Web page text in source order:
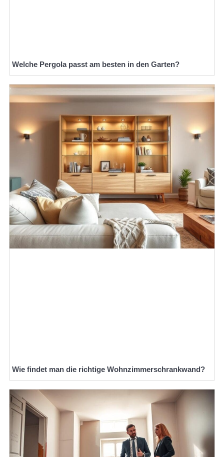
Welche Pergola passt am besten in den Garten?
Wie findet man die richtige Wohnzimmerschrankwand?